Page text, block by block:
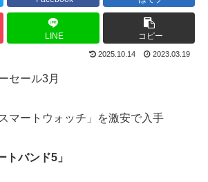
LINE コピー
2025.10.14 2023.03.19
セール3月
マートウォッチ」を激安で入手
トバンド5」